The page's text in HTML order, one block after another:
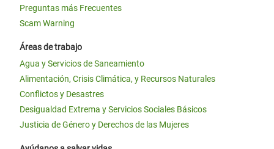
Preguntas más Frecuentes
Scam Warning
Áreas de trabajo
Agua y Servicios de Saneamiento
Alimentación, Crisis Climática, y Recursos Naturales
Conflictos y Desastres
Desigualdad Extrema y Servicios Sociales Básicos
Justicia de Género y Derechos de las Mujeres